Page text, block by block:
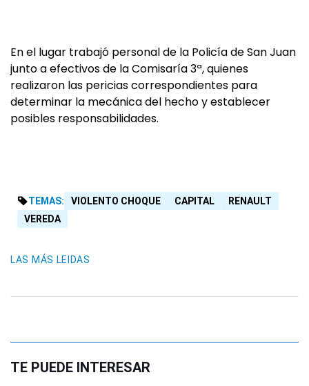
En el lugar trabajó personal de la Policía de San Juan
junto a efectivos de la Comisaría 3ª, quienes
realizaron las pericias correspondientes para
determinar la mecánica del hecho y establecer
posibles responsabilidades.
TEMAS: VIOLENTO CHOQUE CAPITAL
RENAULT
VEREDA
LAS MÁS LEIDAS
TE PUEDE INTERESAR